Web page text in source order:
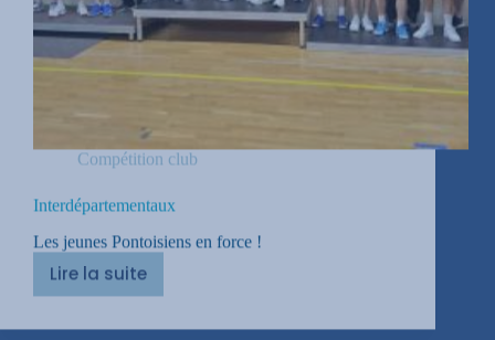
Compétition club
Interdépartementaux
Les jeunes Pontoisiens en force !
Interdépartementaux